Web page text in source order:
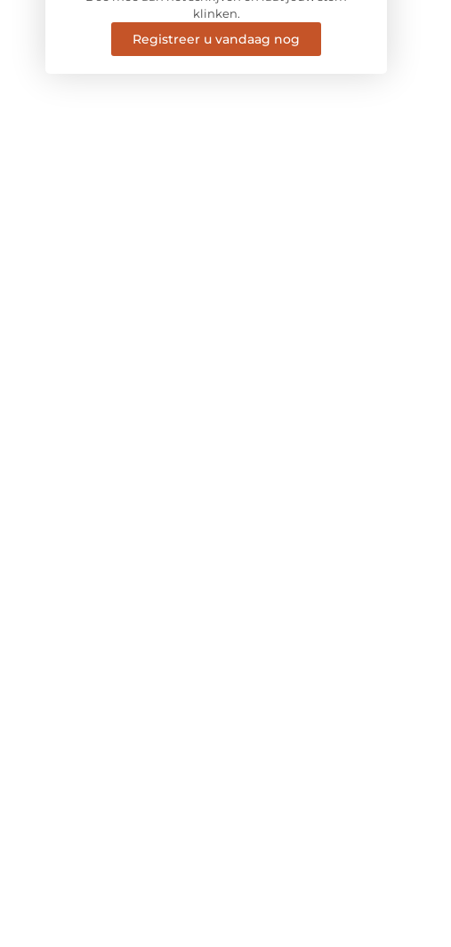
klinken.
Registreer u vandaag nog